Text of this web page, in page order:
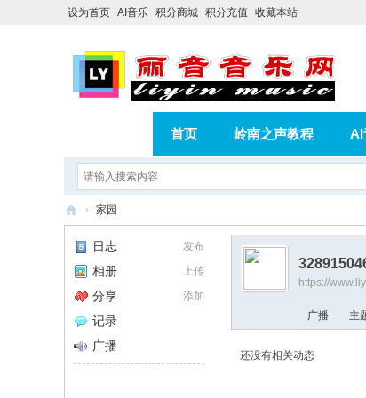
设为首页 AI音乐 积分商城 积分充值 收藏本站
首页 岭南之声教程 AI
相册 分享 记录
› 家园
发布
日志
上传
相册
添加
分享
记录
广播
https://
广播 主
还没有相关动态